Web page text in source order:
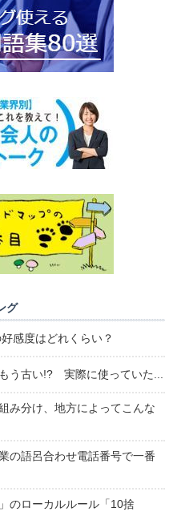
グ
感度はどれくらい？
う古い!? 実際に使っていた...
み分け、地方によってこんな
の語呂合わせ電話番号で一番
のローカルルール「10捨